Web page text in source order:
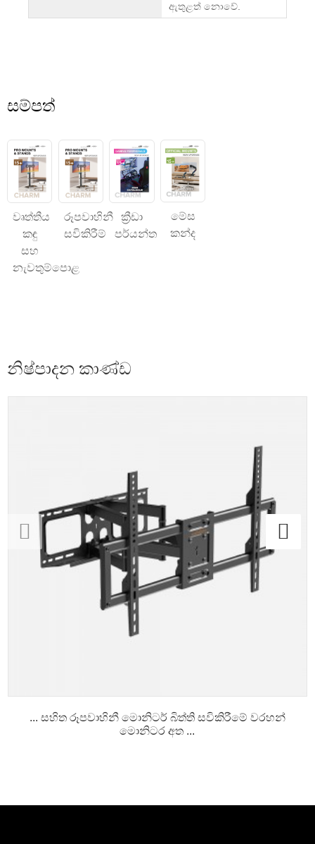
ඇතුළත් නොවේ.
සම්පත්
වෘත්තීය
කඳු
සහ
නැවතුම්පොළ
රූපවාහිනී
සවිකිරීම්
ක්‍රීඩා
පර්යන්ත
මේස
කන්ද
නිෂ්පාදන කාණ්ඩ
... සහිත රූපවාහිනී මොනිටර් බිත්ති සවිකිරීමේ වරහන්
මොනිටර අත ...